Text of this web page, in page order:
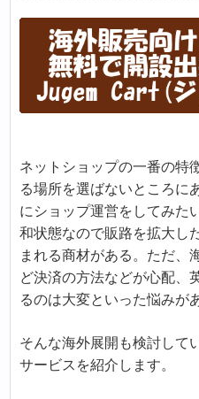
ネットショップの一番の特
る場所を選ばないところに
にショップ運営をしてみた
和状態なので販路を拡大し
まれる商材がある。ただ、
ど決済の方法などが心配、
るのは大変といった悩みが
そんな海外展開も検討して
サービスを紹介します。